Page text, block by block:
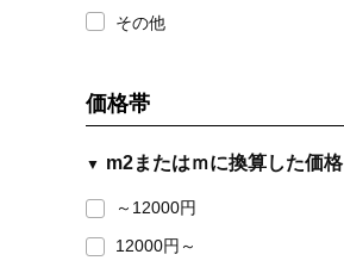
その他
価格帯
m2またはｍに換算した価格
～12000円
12000円～